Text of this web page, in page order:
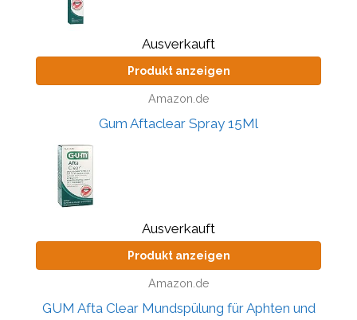
Ausverkauft
Produkt anzeigen
Amazon.de
Gum Aftaclear Spray 15Ml
Ausverkauft
Produkt anzeigen
Amazon.de
GUM Afta Clear Mundspülung für Aphten und